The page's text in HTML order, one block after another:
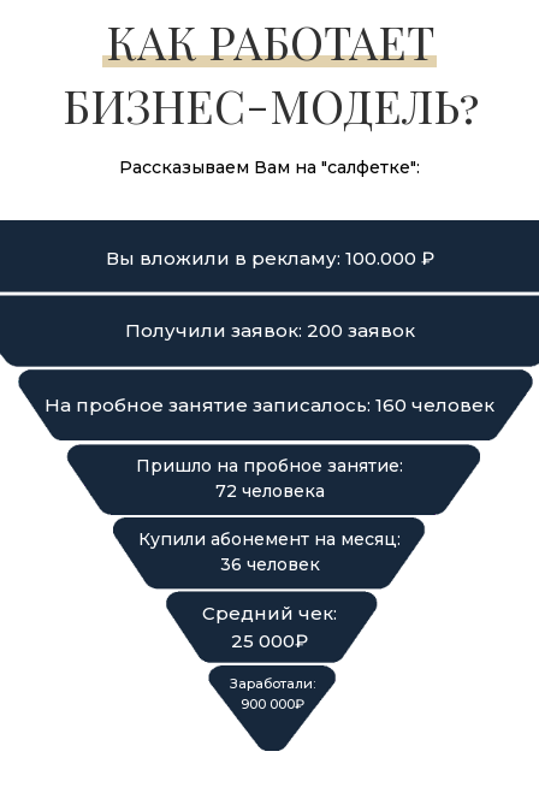
КАК РАБОТАЕТ
БИЗНЕС-МОДЕЛЬ?
Рассказываем Вам на "салфетке":
Вы вложили в рекламу: 100.000 ₽
Получили заявок: 200 заявок
На пробное занятие записалось: 160 человек
Пришло на пробное занятие:
72 человека
Купили абонемент на месяц:
36 человек
Средний чек:
25 000₽
Заработали:
900 000₽